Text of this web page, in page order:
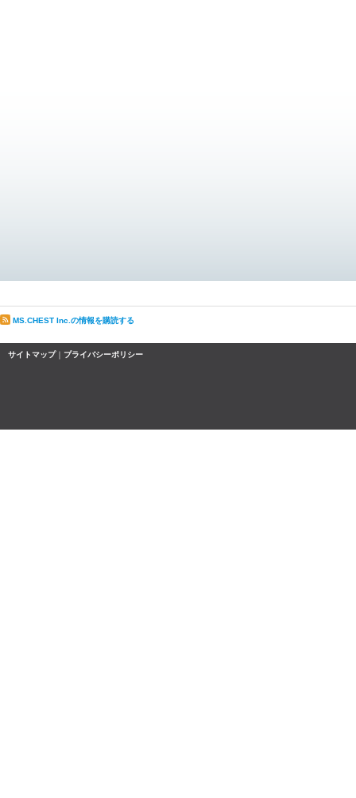
MS.CHEST Inc.の情報を購読する
サイトマップ｜ プライバシーポリシー